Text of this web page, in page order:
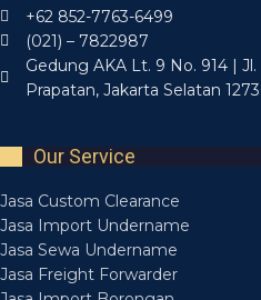
+62 852-7763-6499
(021) – 7822987
Gedung AKA Lt. 9 No. 914 |
Prapatan, Jakarta Selatan
Our Service
Jasa Custom Clearance
Jasa Import Undername
Jasa Sewa Undername
Jasa Freight Forwarder